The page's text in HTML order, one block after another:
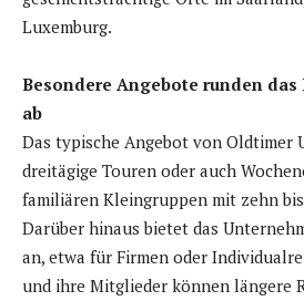
Luxemburg.
Besondere Angebote runden das
ab
Das typische Angebot von Oldtimer
dreitägige Touren oder auch
familiären Kleingruppen mit zehn
Darüber hinaus bietet das
an, etwa für Firmen oder
und ihre Mitglieder können längere